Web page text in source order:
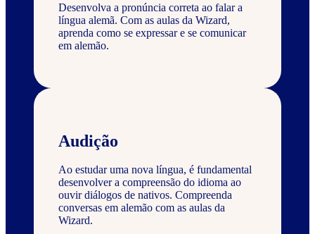
Desenvolva a pronúncia correta ao falar a
língua alemã. Com as aulas da Wizard,
aprenda como se expressar e se comunicar
em alemão.
Audição
Ao estudar uma nova língua, é fundamental
desenvolver a compreensão do idioma ao
ouvir diálogos de nativos. Compreenda
conversas em alemão com as aulas da
Wizard.